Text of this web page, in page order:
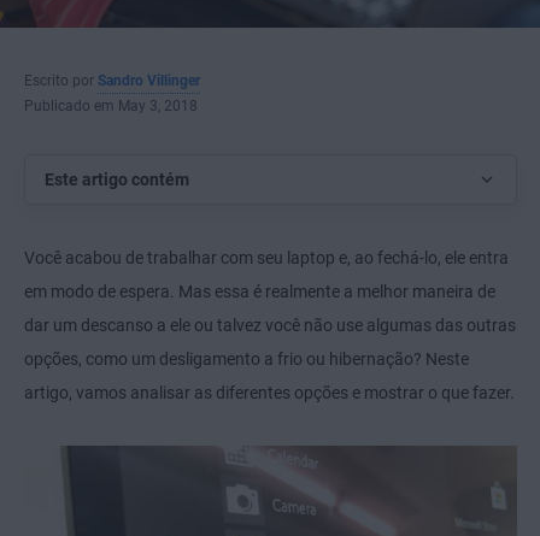
Escrito por Sandro Villinger
Publicado em May 3, 2018
Este artigo contém
Você acabou de trabalhar com seu laptop e, ao fechá-lo, ele entra
em modo de espera. Mas essa é realmente a melhor maneira de
dar um descanso a ele ou talvez você não use algumas das outras
opções, como um desligamento a frio ou hibernação? Neste
artigo, vamos analisar as diferentes opções e mostrar o que fazer.